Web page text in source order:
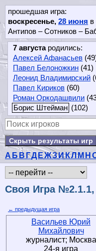
прошедшая игра:
воскресенье, 28 июня в
Антипов – Сотников –
7 августародились:
Алексей Афанасьев
Павел Белоножкин (41)
Леонид Владимирский
Павел Кириков (60)
Роман Оркодашвили
Борис Штейман (102)
Скрыть результаты игр
А Б В ГДЕЖЗИКЛМ Н
Своя Игра №2.1.1,
← предыдущая игра
Васильев Юрий
Михайлович
журналист; Москва
24-я игра